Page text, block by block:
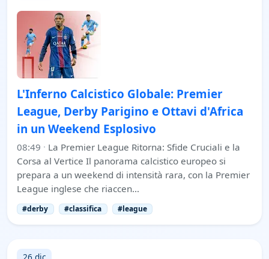
L'Inferno Calcistico Globale: Premier
League, Derby Parigino e Ottavi d'Africa
in un Weekend Esplosivo
08:49 · La Premier League Ritorna: Sfide Cruciali e la
Corsa al Vertice Il panorama calcistico europeo si
prepara a un weekend di intensità rara, con la Premier
League inglese che riaccen…
#derby #classifica #league